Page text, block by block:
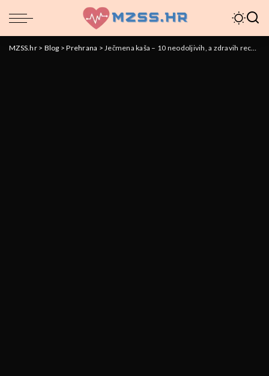
MZSS.hr> Blog >Prehrana >Ječmena kaša – 10 neodoljivih, a zdravih recepata